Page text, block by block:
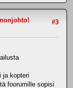
#3
ja kopteri
foorumille sopisi